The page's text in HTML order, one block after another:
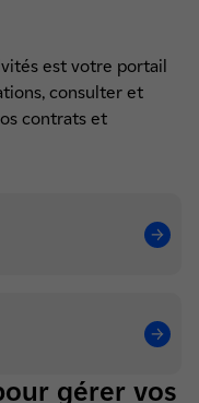
est votre portail
consulter et
contrats et
gérer vos